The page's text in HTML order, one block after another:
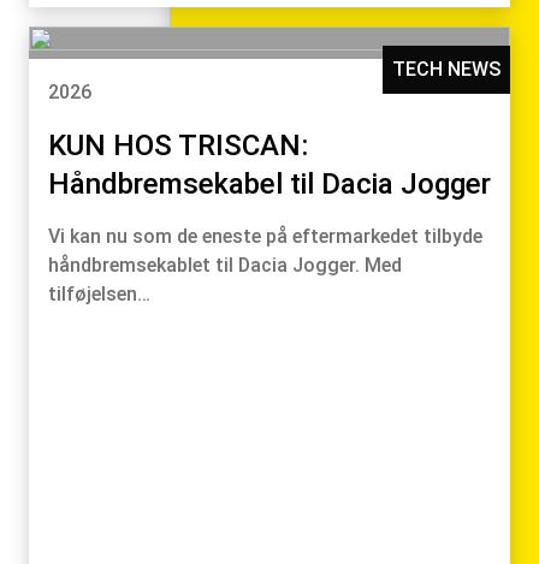
TECH NEWS
2026
KUN HOS TRISCAN:
Håndbremsekabel til Dacia Jogger
Vi kan nu som de eneste på eftermarkedet tilbyde
håndbremsekablet til Dacia Jogger. Med
tilføjelsen…